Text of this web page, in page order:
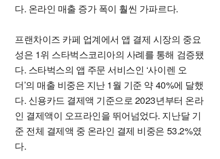
다. 온라인 매출 증가 폭이 훨씬 가파르다.
프랜차이즈 카페 업계에서 앱 결제 시장의 중요
성은 1위 스타벅스코리아의 사례를 통해 검증됐
다. 스타벅스의 앱 주문 서비스인 ‘사이렌 오
더’의 매출 비중은 지난 1월 기준 약 40%에 달했
다. 신용카드 결제액 기준으로 2023년부터 온라
인 결제액이 오프라인을 뛰어넘었다. 지난달 기
준 전체 결제액 중 온라인 결제 비중은 53.2%였
다.